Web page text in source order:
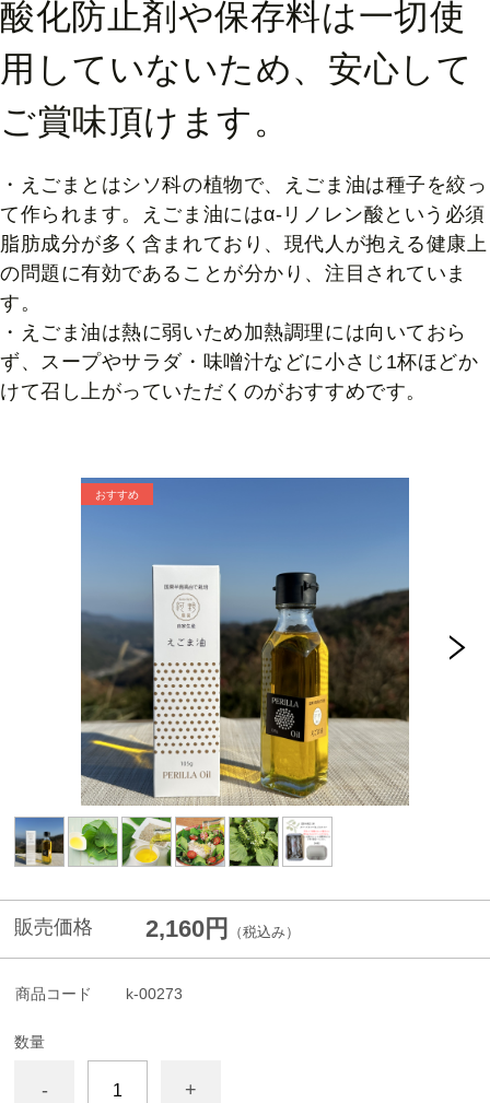
酸化防止剤や保存料は一切使
用していないため、安心して
ご賞味頂けます。
・えごまとはシソ科の植物で、えごま油は種子を絞っ
て作られます。えごま油にはα-リノレン酸という必須
脂肪成分が多く含まれており、現代人が抱える健康上
の問題に有効であることが分かり、注目されていま
す。
・えごま油は熱に弱いため加熱調理には向いておら
ず、スープやサラダ・味噌汁などに小さじ1杯ほどか
けて召し上がっていただくのがおすすめです。
販売価格 2,160円 （税込み）
商品コード k-00273
数量
- +